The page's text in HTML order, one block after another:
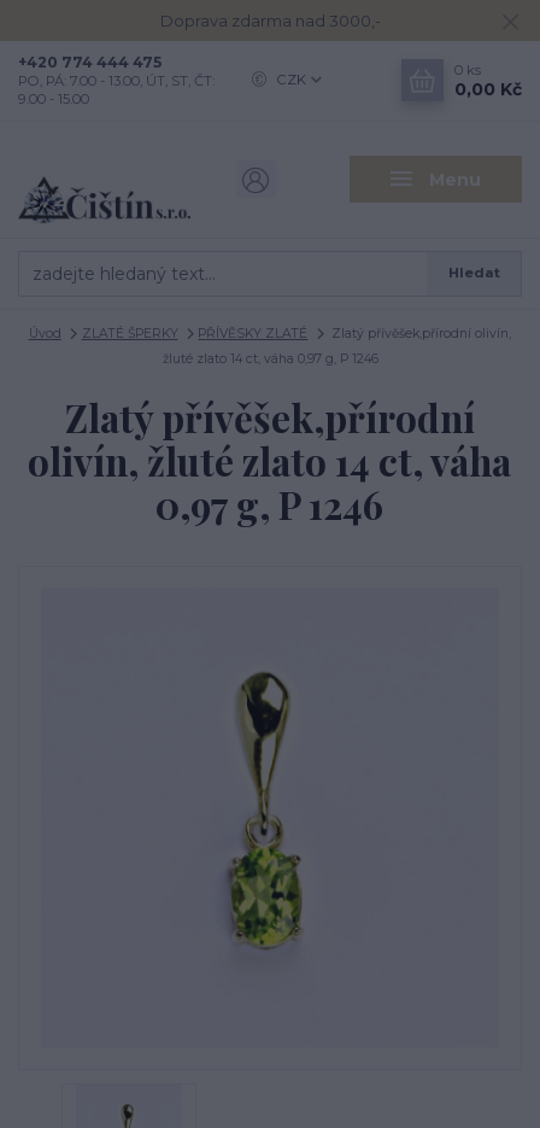
Doprava zdarma nad 3000,-
Menu
CZK
Hledat
+420 774 444 475
PO, PÁ: 7.00 - 13.00, ÚT, ST, ČT:
9.00 - 15.00
0 ks
0,00 Kč
Úvod ZLATÉ ŠPERKY PŘÍVĚSKY ZLATÉ
Zlatý přívěšek,přírodní olivín,
žluté zlato 14 ct, váha 0,97 g, P 1246
Zlatý přívěšek,přírodní
olivín, žluté zlato 14 ct, váha
0,97 g, P 1246